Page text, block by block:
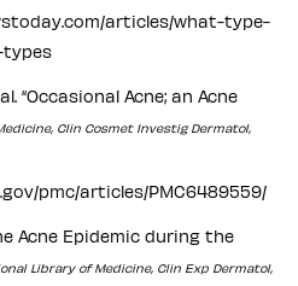
articles/what-type-
“Occasional Acne; an Acne
Clin Cosmet Investig Dermatol,
pmc/articles/PMC6489559/
Acne Epidemic during the
Library of Medicine, Clin Exp Dermatol,